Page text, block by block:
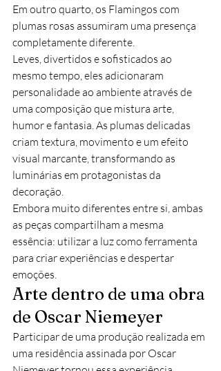
Em outro quarto, os Flamingos com
plumas rosas assumiram uma presença
completamente diferente.
Leves, divertidos e sofisticados ao
mesmo tempo, eles adicionaram
personalidade ao ambiente através de
uma composição que mistura arte,
humor e fantasia. As plumas delicadas
criam textura, movimento e um efeito
visual marcante, transformando as
luminárias em protagonistas da
decoração.
Embora muito diferentes entre si, ambas
as peças compartilham a mesma
essência: utilizar a luz como ferramenta
para criar experiências e despertar
emoções.
Arte dentro de uma obra
de Oscar Niemeyer
Participar de uma produção realizada em
uma residência assinada por Oscar